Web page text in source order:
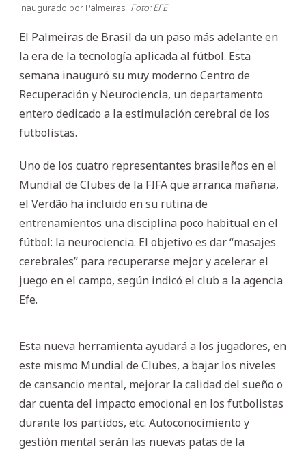
inaugurado por Palmeiras. Foto: EFE
El Palmeiras de Brasil da un paso más adelante en
la era de la tecnología aplicada al fútbol. Esta
semana inauguró su muy moderno Centro de
Recuperación y Neurociencia, un departamento
entero dedicado a la estimulación cerebral de los
futbolistas.
Uno de los cuatro representantes brasileños en el
Mundial de Clubes de la FIFA que arranca mañana,
el Verdão ha incluido en su rutina de
entrenamientos una disciplina poco habitual en el
fútbol: la neurociencia. El objetivo es dar “masajes
cerebrales” para recuperarse mejor y acelerar el
juego en el campo, según indicó el club a la agencia
Efe.
Esta nueva herramienta ayudará a los jugadores, en
este mismo Mundial de Clubes, a bajar los niveles
de cansancio mental, mejorar la calidad del sueño o
dar cuenta del impacto emocional en los futbolistas
durante los partidos, etc. Autoconocimiento y
gestión mental serán las nuevas patas de la